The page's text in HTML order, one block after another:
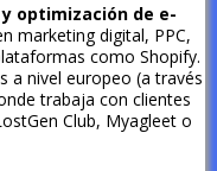
optimización de e-
marketing digital, PPC,
como Shopify.
a nivel europeo (a través
trabaja con clientes
Club, Myagleet o